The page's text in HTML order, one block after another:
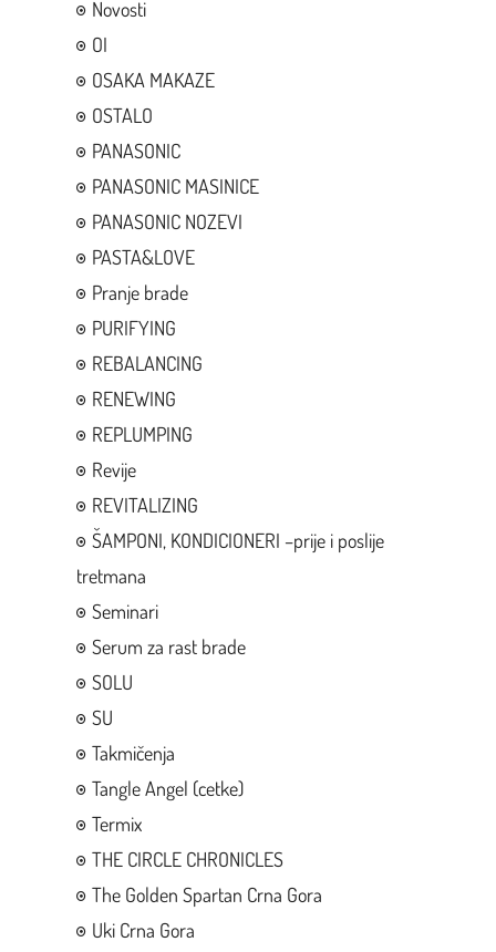
Novosti
OI
OSAKA MAKAZE
OSTALO
PANASONIC
PANASONIC MASINICE
PANASONIC NOZEVI
PASTA&LOVE
Pranje brade
PURIFYING
REBALANCING
RENEWING
REPLUMPING
Revije
REVITALIZING
ŠAMPONI, KONDICIONERI –prije i poslije
tretmana
Seminari
Serum za rast brade
SOLU
SU
Takmičenja
Tangle Angel (cetke)
Termix
THE CIRCLE CHRONICLES
The Golden Spartan Crna Gora
Uki Crna Gora